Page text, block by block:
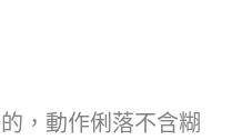
，動作俐落不含糊